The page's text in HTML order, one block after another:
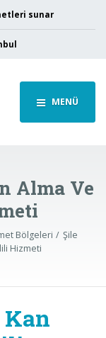
sunar
MENÜ
Alma Ve
Bölgeleri
Şile
Hizmeti
Kan